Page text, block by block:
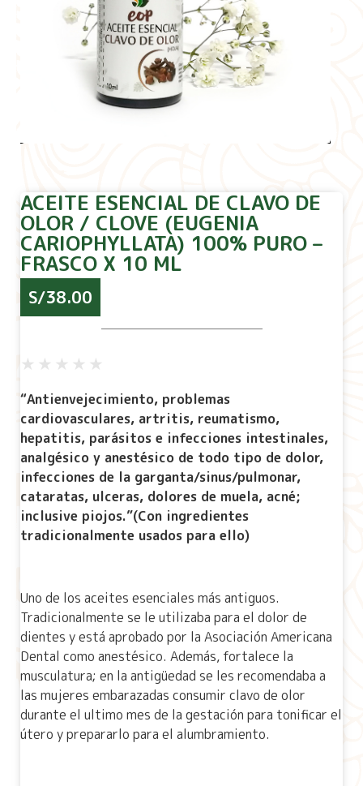
ACEITE ESENCIAL DE CLAVO DE
OLOR / CLOVE (EUGENIA
CARIOPHYLLATA) 100% PURO –
FRASCO X 10 ML
S/38.00
★ ★ ★ ★ ★
“Antienvejecimiento, problemas
cardiovasculares, artritis, reumatismo,
hepatitis, parásitos e infecciones intestinales,
analgésico y anestésico de todo tipo de dolor,
infecciones de la garganta/sinus/pulmonar,
cataratas, ulceras, dolores de muela, acné;
inclusive piojos.”(Con ingredientes
tradicionalmente usados para ello)
Uno de los aceites esenciales más antiguos.
Tradicionalmente se le utilizaba para el dolor de
dientes y está aprobado por la Asociación Americana
Dental como anestésico. Además, fortalece la
musculatura; en la antigüedad se les recomendaba a
las mujeres embarazadas consumir clavo de olor
durante el ultimo mes de la gestación para tonificar el
útero y prepararlo para el alumbramiento.